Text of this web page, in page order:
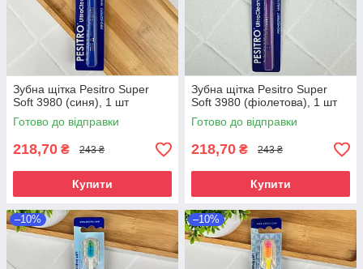
Зубна щітка Pesitro Super
Soft 3980 (синя), 1 шт
Готово до відправки
218,70 ₴ 243 ₴
Купити
Зубна щітка Pesitro Super
Soft 3980 (фіолетова), 1 шт
Готово до відправки
218,70 ₴ 243 ₴
Купити
–10% –10%